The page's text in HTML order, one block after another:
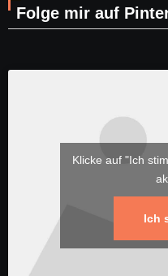
Folge mir auf
Klicke auf "Ich
Ich